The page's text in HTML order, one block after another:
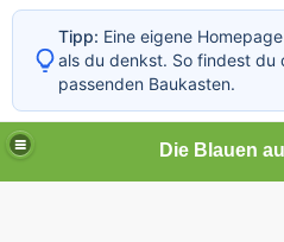
Tipp: Eine eigene
als du denkst. So findest du
passenden Baukasten.